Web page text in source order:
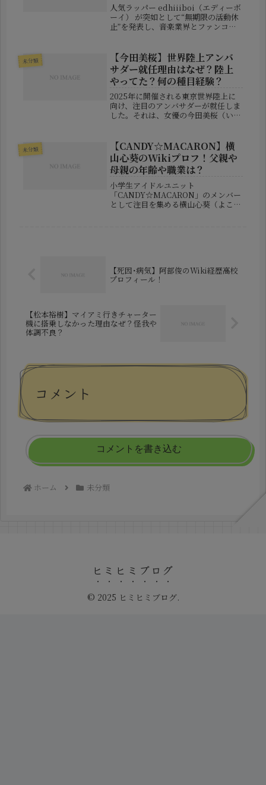
人気ラッパー edhiiiboi（エディーボ
ーイ） が突如として“無期限の活動休
止”を発表し、音楽業界とファンコミ
ーベル BMSG は、2025年9月2日に公
式サイト上...
未分類
【今田美桜】世界陸上アンバ
サダー就任理由はなぜ？陸上
やってた？何の種目経験？
2025年に開催される東京世界陸上に
向け、注目のアンバサダーが就任しま
した。それは、女優の今田美桜（いま
すが、今回のアンバサダー起用に対し
て「なぜ彼女が？」と驚きの声も多
く...
未分類
【CANDY☆MACARON】横
山心葵のWikiプロフ！父親や
母親の年齢や職業は？
小学生アイドルユニット
「CANDY☆MACARON」のメンバー
として注目を集める横山心葵（よこや
【死因･病気】阿部俊のWiki経歴高校
プロフィール！
【松本裕樹】マイアミ行きチャーター
機に搭乗しなかった理由なぜ？怪我や
体調不良？
コメント
コメントを書き込む
ホーム 未分類
ヒミヒミブログ
© 2025 ヒミヒミブログ.